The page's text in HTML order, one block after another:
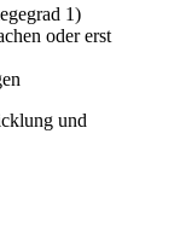
1)
oder erst